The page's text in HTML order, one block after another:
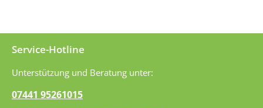
Service-Hotline
Unterstützung und Beratung unter:
07441 95261015